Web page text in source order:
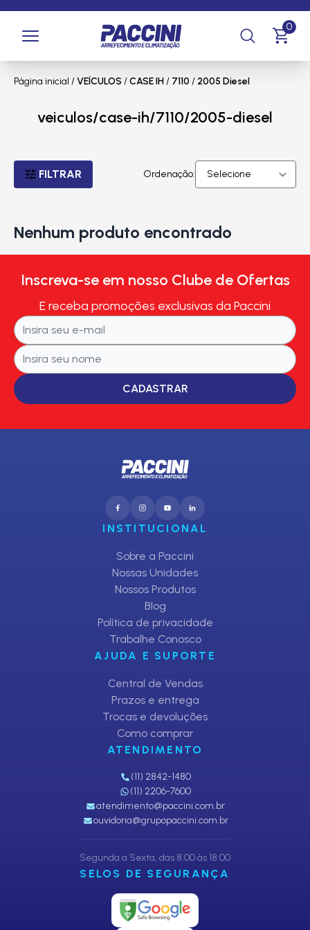
0
Página inicial /VEÍCULOS /CASE IH/ 7110/ 2005 Diesel
veiculos/case-ih/7110/2005-diesel
FILTRAR Ordenação:
Nenhum produto encontrado
Inscreva-se em nosso Clube de Ofertas
E receba promoções exclusivas da Paccini
CADASTRAR
INSTITUCIONAL
Sobre a Paccini
Nossas Unidades
Nossos Produtos
Blog
Política de privacidade
Trabalhe Conosco
AJUDA E SUPORTE
Central de Vendas
Prazos e entrega
Trocas e devoluções
Como comprar
ATENDIMENTO
(11) 2842-1480
(11) 2206-7600
atendimento@paccini.com.br
ouvidoria@grupopaccini.com.br
Segunda a Sexta, das 8:00 às 18:00
SELOS DE SEGURANÇA